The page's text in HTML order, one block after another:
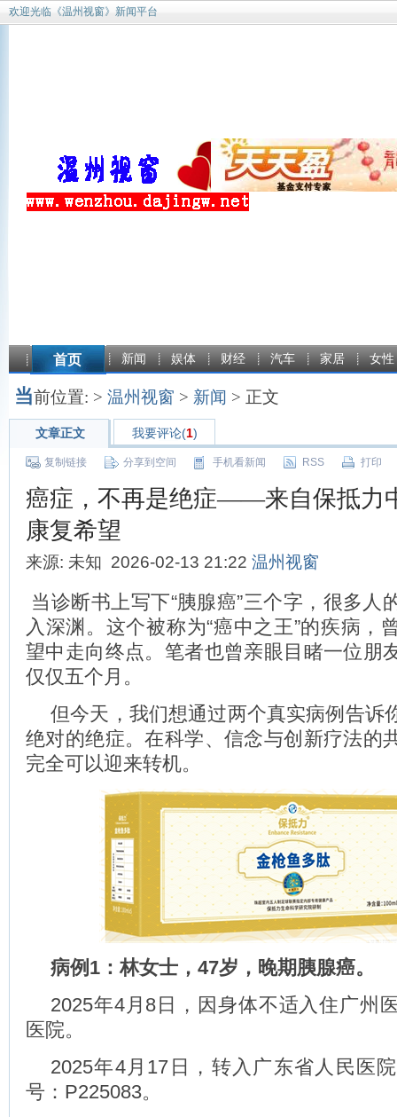
欢迎光临《温州视窗》新闻平台
首页 新闻 娱体 财经 汽车 家居 女性
当前位置: > 温州视窗 > 新闻 > 正文
文章正文 我要评论(1)
复制链接 分享到空间 手机看新闻 RSS 打印
癌症，不再是绝症——来自保抵力
康复希望
来源: 未知 2026-02-13 21:22 温州视窗
当诊断书上写下“胰腺癌”三个字，很多人
入深渊。这个被称为“癌中之王”的疾病，
望中走向终点。笔者也曾亲眼目睹一位朋
仅仅五个月。
但今天，我们想通过两个真实病例告诉
绝对的绝症。在科学、信念与创新疗法的
完全可以迎来转机。
病例1：林女士，47岁，晚期胰腺癌。
2025年4月8日，因身体不适入住广州
医院。
2025年4月17日，转入广东省人民医
号：P225083。